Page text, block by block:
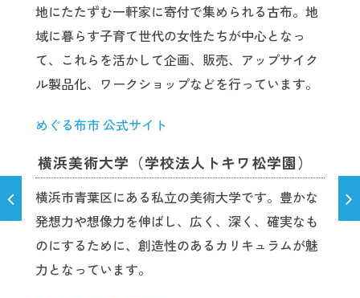
地にたたずむ一軒家に寄付で集められる古布。地
域に暮らす子育て世代の女性たちが中心となっ
て、これらを活かして企画、販売、アップサイク
ル製品化、ワークショップなどを行っています。
めぐる布市 公式サイト
横浜美術大学（学校法人トキワ松学園）
横浜市青葉区にある私立の美術大学です。豊かな
発想力や想像力を伸ばし、広く、深く、確実なも
のにするために、創造性のあるカリキュラムが魅
力となっています。